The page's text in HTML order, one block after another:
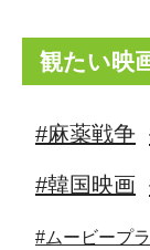
観たい映
#麻薬戦争
#韓国映画
#ムービープ